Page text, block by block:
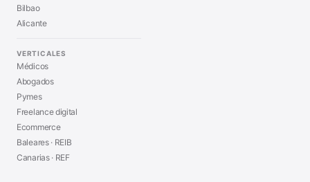
Bilbao
Alicante
VERTICALES
Médicos
Abogados
Pymes
Freelance digital
Ecommerce
Baleares · REIB
Canarias · REF